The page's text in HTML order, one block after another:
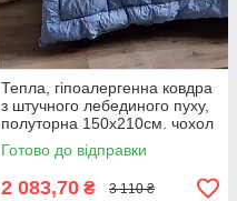
Тепла, гіпоалергенна ковдра
з штучного лебединого пуху,
полуторна 150х210см. чохол
100% бавовна ТМ АРДА
Готово до відправки
2 083,70 ₴ 3 110 ₴